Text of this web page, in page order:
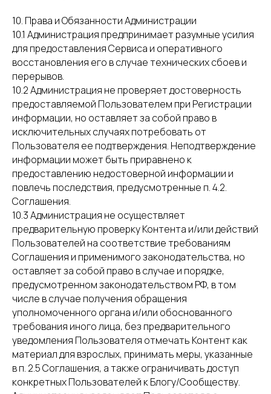
10. Права и Обязанности Администрации
10.1 Администрация предпринимает разумные усилия
для предоставления Сервиса и оперативного
восстановления его в случае технических сбоев и
перерывов.
10.2 Администрация не проверяет достоверность
предоставляемой Пользователем при Регистрации
информации, но оставляет за собой право в
исключительных случаях потребовать от
Пользователя ее подтверждения. Неподтверждение
информации может быть приравнено к
предоставлению недостоверной информации и
повлечь последствия, предусмотренные п. 4.2.
Соглашения.
10.3 Администрация не осуществляет
предварительную проверку Контента и/или действий
Пользователей на соответствие требованиям
Соглашения и применимого законодательства, но
оставляет за собой право в случае и порядке,
предусмотренном законодательством РФ, в том
числе в случае получения обращения
уполномоченного органа и/или обоснованного
требования иного лица, без предварительного
уведомления Пользователя отмечать Контент как
материал для взрослых, принимать меры, указанные
в п. 2.5 Соглашения, а также ограничивать доступ
конкретных Пользователей к Блогу/Сообществу.